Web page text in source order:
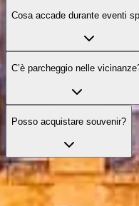
Cosa accade durante eventi
C’è parcheggio nelle
Posso acquistare souvenir?